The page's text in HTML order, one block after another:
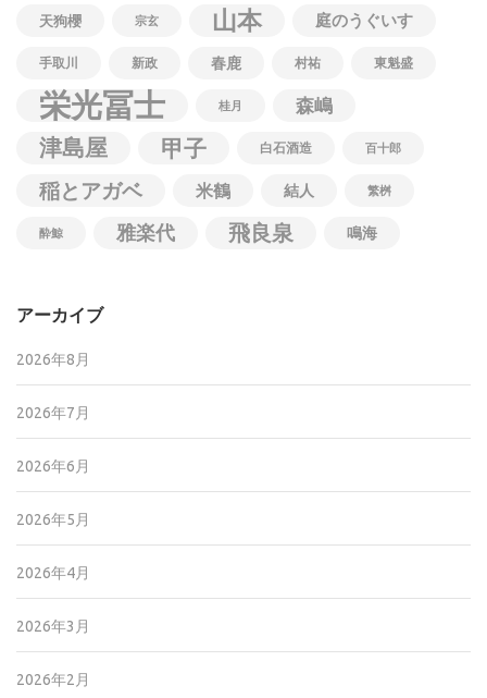
天狗櫻 宗玄 山本 庭のうぐいす
手取川 新政 春鹿 村祐 東魁盛
栄光冨士 桂月 森嶋
津島屋 甲子 白石酒造 百十郎
稲とアガベ 米鶴 結人 繁桝
酔鯨 雅楽代 飛良泉 鳴海
アーカイブ
2026年8月
2026年7月
2026年6月
2026年5月
2026年4月
2026年3月
2026年2月